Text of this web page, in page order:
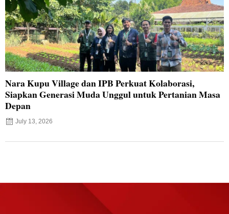
Nara Kupu Village dan IPB Perkuat Kolaborasi,
Siapkan Generasi Muda Unggul untuk Pertanian Masa
Depan
July 13, 2026